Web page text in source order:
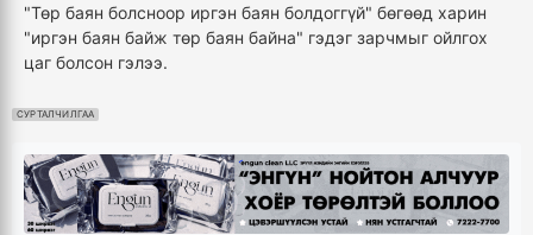
"Төр баян болсноор иргэн баян болдоггүй" бөгөөд харин
"иргэн баян байж төр баян байна" гэдэг зарчмыг ойлгох
цаг болсон гэлээ.
СУРТАЛЧИЛГАА